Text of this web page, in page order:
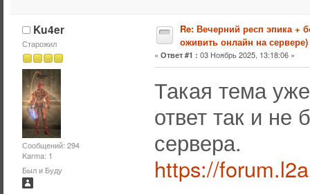
Ku4er
Старожил
Сообщений: 294
Karma: 1
Был и Буду
Re: Вечерний респ эпика +
оживить онлайн на сервере)
« Ответ #1 : 03 Ноябрь 2025, 13:18:06 »
Такая тема
ответ так и не
сервера.
https://